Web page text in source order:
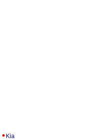
Kia